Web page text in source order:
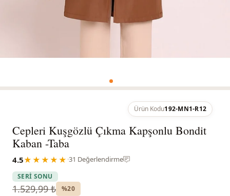
Ürün Kodu192-MN1-R12
Cepleri Kuşgözlü Çıkma Kapşonlu Bondit
Kaban -Taba
4.5★★★★★ ·31 Değerlendirme
SERİ SONU
1.529,99 ₺ %20